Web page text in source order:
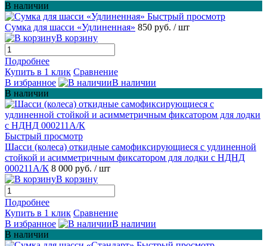
В наличии
Быстрый просмотр
Сумка для шасси «Удлиненная» 850 руб. / шт
В корзину
Подробнее
Купить в 1 клик Сравнение
В избранное
В наличии
В наличии
Быстрый просмотр
Шасси (колеса) откидные самофиксирующиеся с удлиненной
стойкой и асимметричным фиксатором для лодки с НДНД
000211A/К 8 000 руб. / шт
В корзину
Подробнее
Купить в 1 клик Сравнение
В избранное
В наличии
В наличии